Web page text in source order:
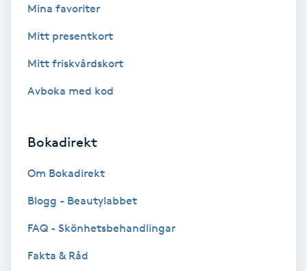
Eyeliner-tatuering
Face framing
Fettreducering
Mina favoriter
Mitt presentkort
Mitt friskvårdskort
Avboka med kod
Bokadirekt
Om Bokadirekt
Blogg - Beautylabbet
FAQ - Skönhetsbehandlingar
Fakta & Råd